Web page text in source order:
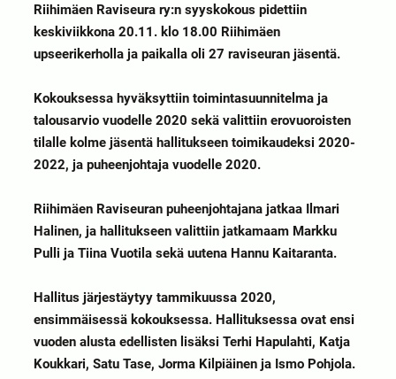
Riihimäen Raviseura ry:n syyskokous pidettiin
keskiviikkona 20.11. klo 18.00 Riihimäen
upseerikerholla ja paikalla oli 27 raviseuran jäsentä.
Kokouksessa hyväksyttiin toimintasuunnitelma ja
talousarvio vuodelle 2020 sekä valittiin erovuoroisten
tilalle kolme jäsentä hallitukseen toimikaudeksi 2020-
2022, ja puheenjohtaja vuodelle 2020.
Riihimäen Raviseuran puheenjohtajana jatkaa Ilmari
Halinen, ja hallitukseen valittiin jatkamaam Markku
Pulli ja Tiina Vuotila sekä uutena Hannu Kaitaranta.
Hallitus järjestäytyy tammikuussa 2020,
ensimmäisessä kokouksessa. Hallituksessa ovat ensi
vuoden alusta edellisten lisäksi Terhi Hapulahti, Katja
Koukkari, Satu Tase, Jorma Kilpiäinen ja Ismo Pohjola.